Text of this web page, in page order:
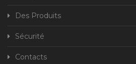
Des Produits
Sécurité
Contacts